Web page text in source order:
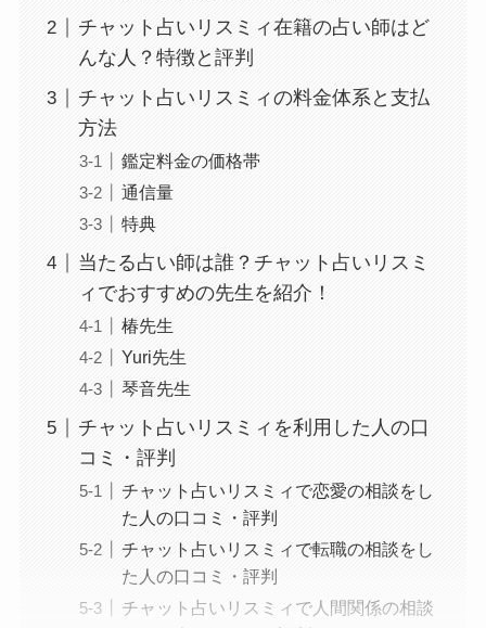
チャット占いリスミィ在籍の占い師はど
んな人？特徴と評判
チャット占いリスミィの料金体系と支払
方法
鑑定料金の価格帯
通信量
特典
当たる占い師は誰？チャット占いリスミ
ィでおすすめの先生を紹介！
椿先生
Yuri先生
琴音先生
チャット占いリスミィを利用した人の口
コミ・評判
チャット占いリスミィで恋愛の相談をし
た人の口コミ・評判
チャット占いリスミィで転職の相談をし
た人の口コミ・評判
チャット占いリスミィで人間関係の相談